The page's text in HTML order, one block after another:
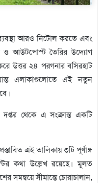
ব্যবস্থা আরও নিটোল করতে এবং
ও আউটপোস্ট তৈরির উদ্যোগ
উত্তর ২৪ পরগনার বসিরহাট
এলাকাগুলোতে এই নতুন
দপ্তর থেকে এ সংক্রান্ত একটি
এই তালিকায় ৩টি পূর্ণাঙ্গ
কথা উল্লেখ রয়েছে। মূলত
সমন্বয়ে সীমান্তে চোরাচালান,